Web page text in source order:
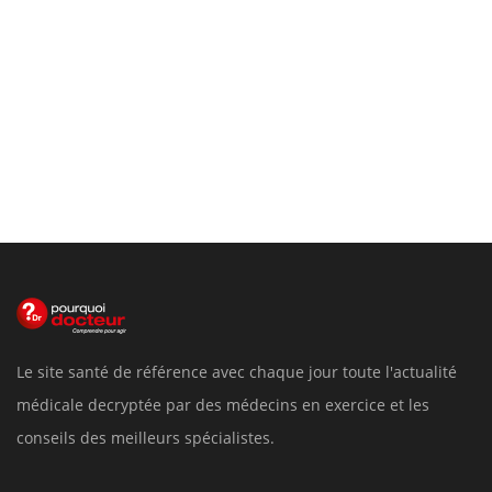
Le site santé de référence avec chaque jour toute l'actualité
médicale decryptée par des médecins en exercice et les
conseils des meilleurs spécialistes.